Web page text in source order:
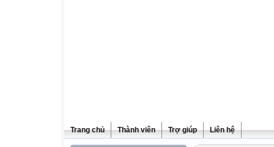
Trang chủ Thành viên Trợ giúp Liên hệ